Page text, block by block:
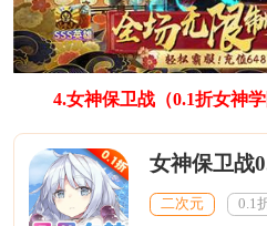
4.女神保卫战（0.1折女神学
二次元 0.1